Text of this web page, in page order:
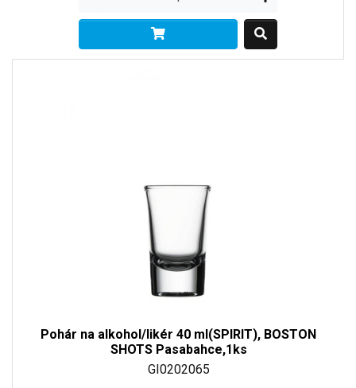
Pohár na alkohol/likér 40 ml(SPIRIT), BOSTON
SHOTS Pasabahce,1ks
GI0202065